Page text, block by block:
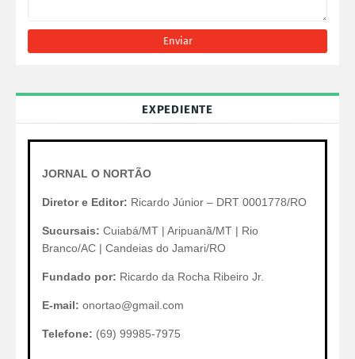
EXPEDIENTE
JORNAL O NORTÃO
Diretor e Editor: Ricardo Júnior – DRT 0001778/RO
Sucursais: Cuiabá/MT | Aripuanã/MT | Rio
Branco/AC | Candeias do Jamari/RO
Fundado por: Ricardo da Rocha Ribeiro Jr.
E-mail: onortao@gmail.com
Telefone: (69) 99985-7975